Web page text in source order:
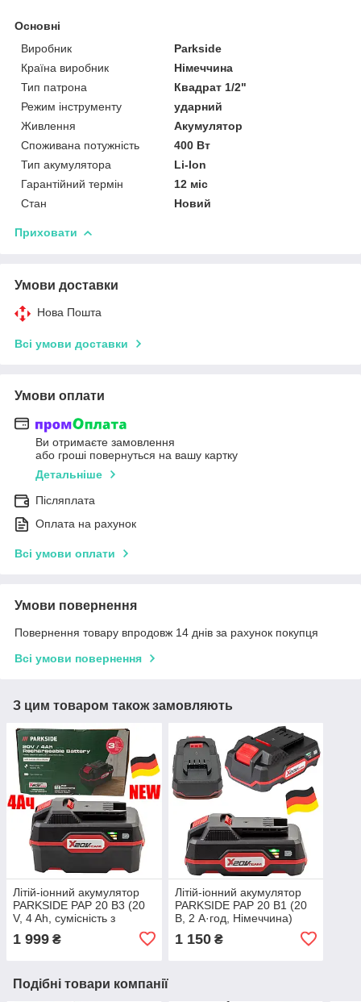
Основні
Виробник
Parkside
Країна виробник
Німеччина
Тип патрона
Квадрат 1/2"
Режим інструменту
ударний
Живлення
Акумулятор
Споживана потужність
400 Вт
Тип акумулятора
Li-Ion
Гарантійний термін
12 міс
Стан
Новий
Приховати
Умови доставки
Нова Пошта
Всі умови доставки
Умови оплати
Ви отримаєте замовлення
або гроші повернуться на вашу картку
Детальніше
Післяплата
Оплата на рахунок
Всі умови оплати
Умови повернення
Повернення товару впродовж 14 днів за рахунок покупця
Всі умови повернення
З цим товаром також замовляють
Літій-іонний акумулятор
PARKSIDE PAP 20 B3 (20
V, 4 Ah, сумісність з
PARKSIDE X 20 V Team)
1 999 ₴
Літій-іонний акумулятор
PARKSIDE PAP 20 B1 (20
В, 2 А·год, Німеччина)
1 150₴
Подібні товари компанії